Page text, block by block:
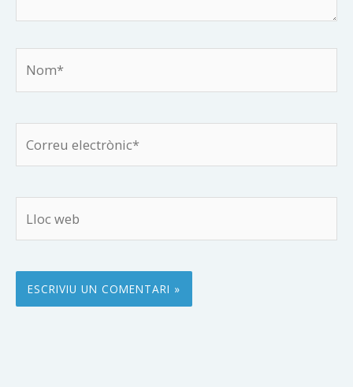
electrònic*